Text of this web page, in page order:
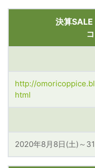
決算
http://
html
2020年8月8日(土)～